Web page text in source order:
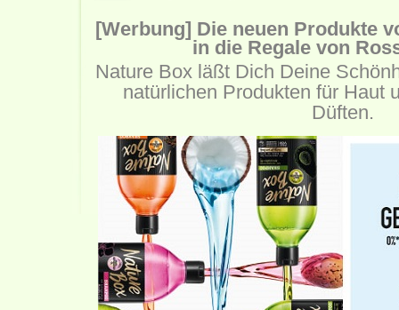
[Werbung] Die neuen Produkte
in die Regale von
Nature Box läßt Dich Deine
natürlichen Produkten für Haut
Düften.